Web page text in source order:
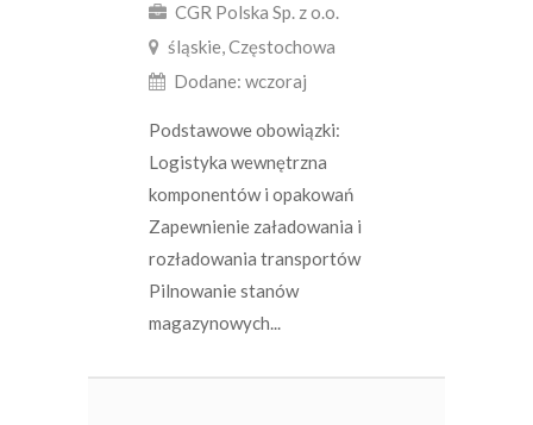
CGR Polska Sp. z o.o.
śląskie, Częstochowa
Dodane: wczoraj
Podstawowe obowiązki:
Logistyka wewnętrzna
komponentów i opakowań
Zapewnienie załadowania i
rozładowania transportów
Pilnowanie stanów
magazynowych...